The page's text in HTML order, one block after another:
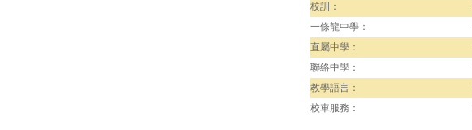
校訓：
一條龍中學：
直屬中學：
聯絡中學：
教學語言：
校車服務：